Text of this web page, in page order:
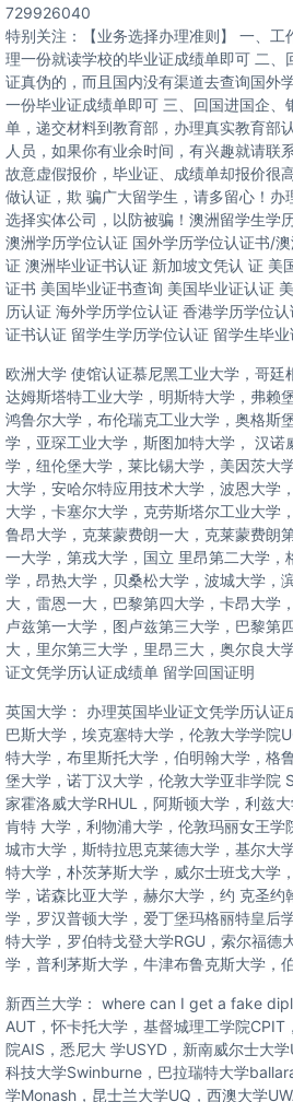
729926040
特别关注：【业务选择办理准则】 一、
理一份就读学校的毕业证成绩单即可 二
证真伪的，而且国内没有渠道去查询国外
一份毕业证成绩单即可 三、回国进国企
单，递交材料到教育部，办理真实教育部
人员，如果你有业余时间，有兴趣就请联
故意虚假报价，毕业证、成绩单却报价很
做认证，欺 骗广大留学生，请多留心！办
选择实体公司，以防被骗！澳洲留学生学
澳洲学历学位认证 国外学历学位认证书/
证 澳洲毕业证书认证 新加坡文凭认 证 美
证书 美国毕业证书查询 美国毕业证认证
历认证 海外学历学位认证 香港学历学位
证书认证 留学生学历学位认证 留学生毕业
欧洲大学 使馆认证慕尼黑工业大学，哥廷
达姆斯塔特工业大学，明斯特大学，弗赖
鸿鲁尔大学，布伦瑞克工业大学，奥格斯
学，亚琛工业大学，斯图加特大学， 汉
学，纽伦堡大学，莱比锡大学，美因茨大
大学，安哈尔特应用技术大学，波恩大学
大学，卡塞尔大学，克劳斯塔尔工业大学
鲁昂大学，克莱蒙费朗一大，克莱蒙费朗
一大学，第戎大学，国立 里昂第二大学
学，昂热大学，贝桑松大学，波城大学，
大，雷恩一大，巴黎第四大学，卡昂大学
卢兹第一大学，图卢兹第三大学，巴黎第
大，里尔第三大学，里昂三大，奥尔良大
证文凭学历认证成绩单 留学回国证明
英国大学： 办理英国毕业证文凭学历认证
巴斯大学，埃克塞特大学，伦敦大学学院
特大学，布里斯托大学，伯明翰大学，格
堡大学，诺丁汉大学，伦敦大学亚非学院
家霍洛威大学RHUL，阿斯顿大学，利兹
肯特 大学，利物浦大学，伦敦玛丽女王
城市大学，斯特拉思克莱德大学，基尔大
特大学，朴茨茅斯大学，威尔士班戈大学
学，诺森比亚大学，赫尔大学，约 克圣
学，罗汉普顿大学，爱丁堡玛格丽特皇后
特大学，罗伯特戈登大学RGU，索尔福德
学，普利茅斯大学，牛津布鲁克斯大学，
新西兰大学： where can I get a fake
AUT，怀卡托大学，基督城理工学院
院AIS，悉尼大 学USYD，新南威尔士大
科技大学Swinburne，巴拉瑞特大学
学Monash，昆士兰大学UQ，西澳大学